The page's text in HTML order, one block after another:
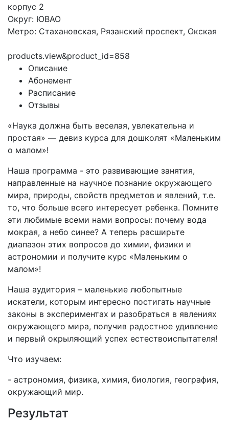
корпус 2
Округ: ЮВАО
Метро: Стахановская, Рязанский проспект, Окская
products.view&product_id=858
Описание
Абонемент
Расписание
Отзывы
«Наука должна быть веселая, увлекательна и
простая» — девиз курса для дошколят «Маленьким
о малом»!
Наша программа - это развивающие занятия,
направленные на научное познание окружающего
мира, природы, свойств предметов и явлений, т.е.
то, что больше всего интересует ребенка. Помните
эти любимые всеми нами вопросы: почему вода
мокрая, а небо синее? А теперь расширьте
диапазон этих вопросов до химии, физики и
астрономии и получите курс «Маленьким о
малом»!
Наша аудитория – маленькие любопытные
искатели, которым интересно постигать научные
законы в экспериментах и разобраться в явлениях
окружающего мира, получив радостное удивление
и первый окрыляющий успех естествоиспытателя!
Что изучаем:
- астрономия, физика, химия, биология, география,
окружающий мир.
Результат